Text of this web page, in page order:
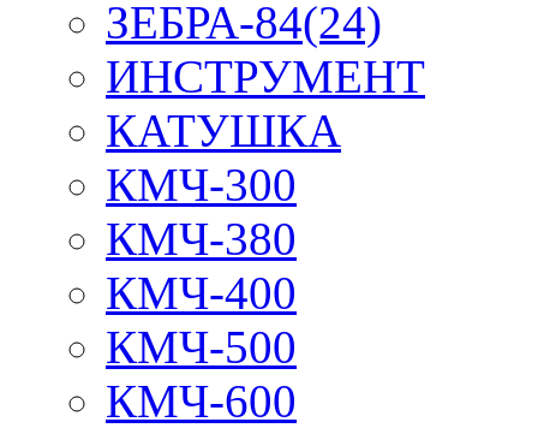
ЗЕБРА-84(24)
ИНСТРУМЕНТ
КАТУШКА
КМЧ-300
КМЧ-380
КМЧ-400
КМЧ-500
КМЧ-600